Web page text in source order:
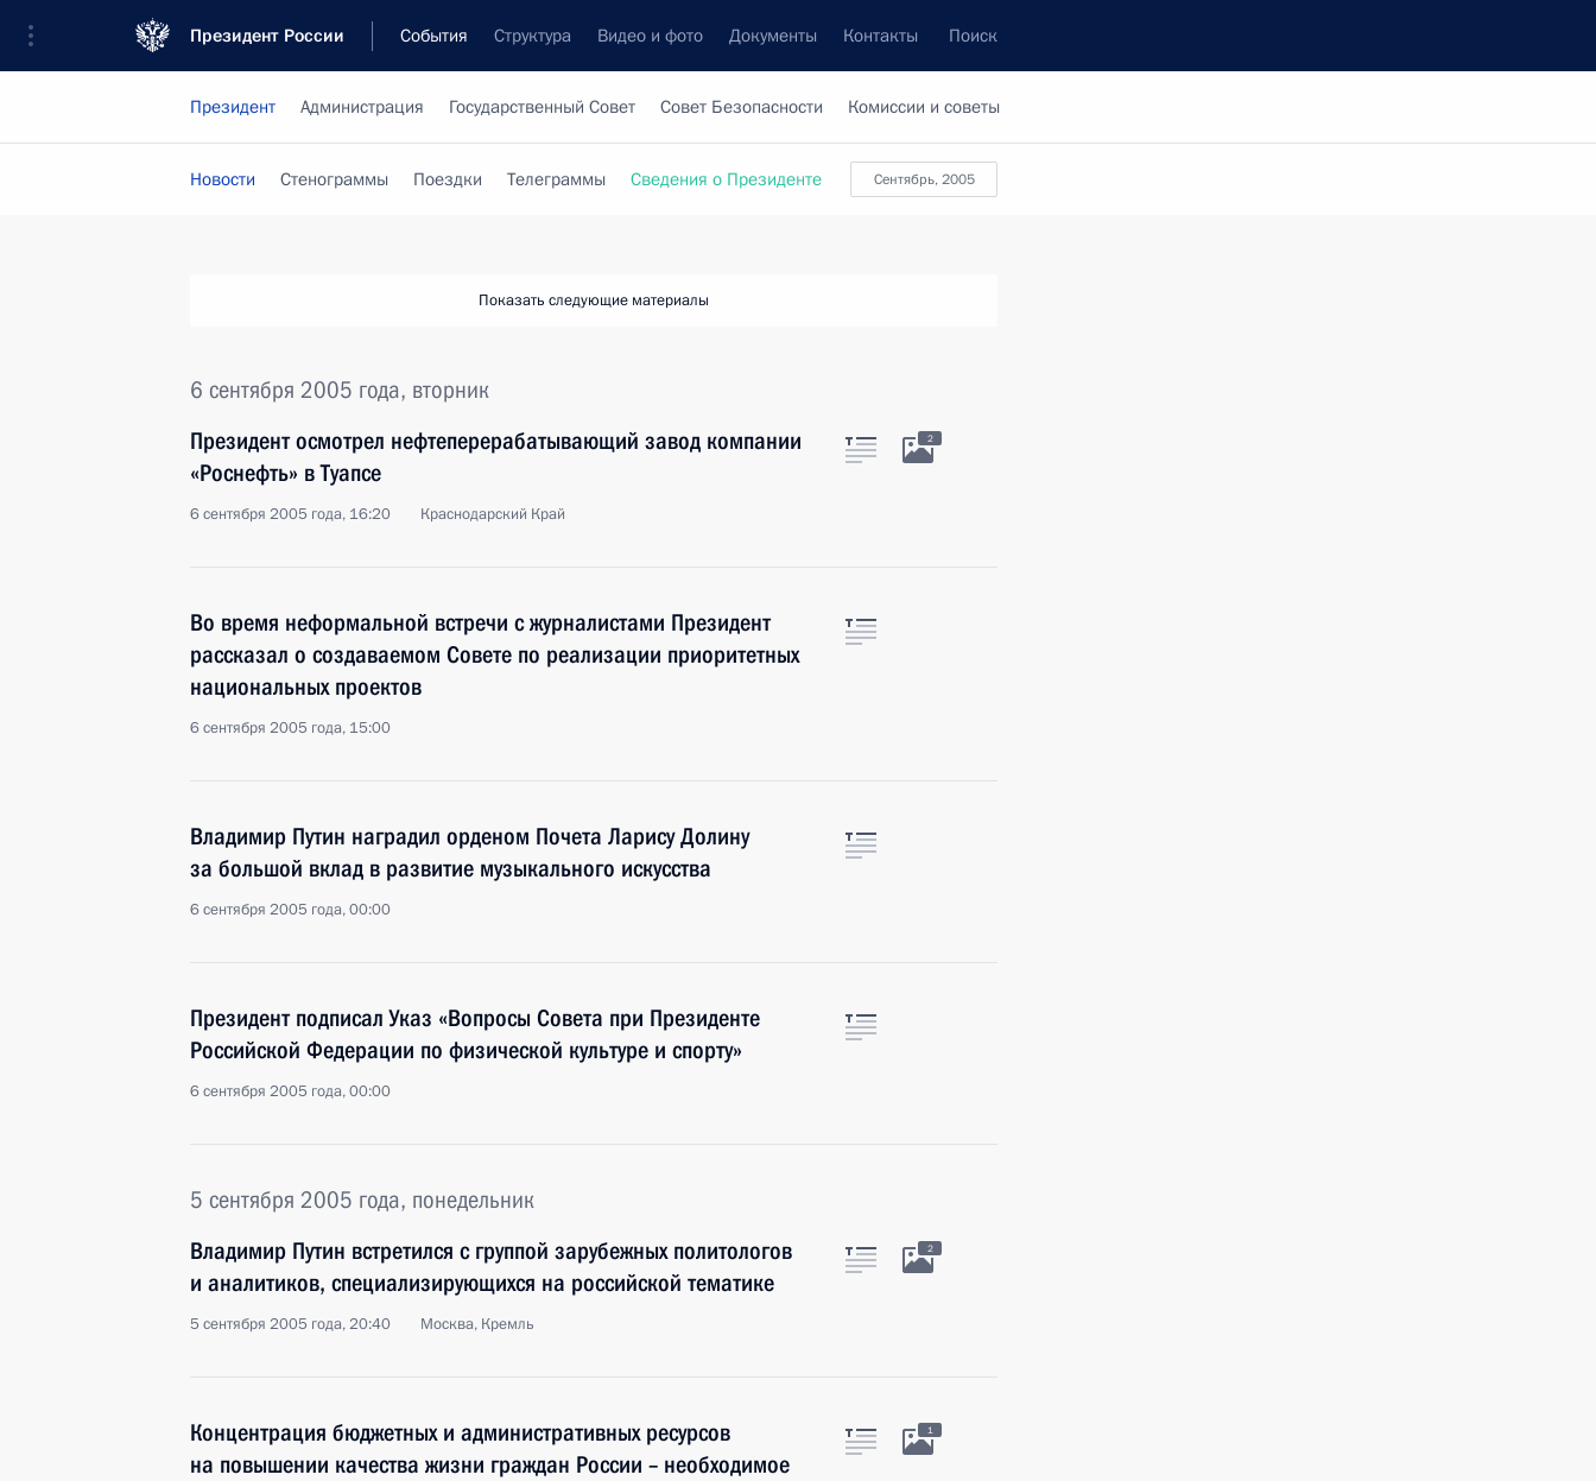
Президент России События Структура Видео и фото Документы Контакты Поиск
Президент Администрация Государственный Совет Совет Безопасности Комиссии и советы
сентябрь, 2005
Новости Стенограммы Поездки Телеграммы Сведения о Президенте
Показать следующие материалы
6 сентября 2005 года, вторник
Президент осмотрел нефтеперерабатывающий завод компании
«Роснефть» в Туапсе
6 сентября 2005 года, 16:20 Краснодарский Край
2
Во время неформальной встречи с журналистами Президент
рассказал о создаваемом Совете по реализации приоритетных
национальных проектов
6 сентября 2005 года, 15:00
Владимир Путин наградил орденом Почета Ларису Долину
за большой вклад в развитие музыкального искусства
6 сентября 2005 года, 00:00
Президент подписал Указ «Вопросы Совета при Президенте
Российской Федерации по физической культуре и спорту»
6 сентября 2005 года, 00:00
5 сентября 2005 года, понедельник
Владимир Путин встретился с группой зарубежных политологов
и аналитиков, специализирующихся на российской тематике
5 сентября 2005 года, 20:40 Москва, Кремль
2
Концентрация бюджетных и административных ресурсов
на повышении качества жизни граждан России – необходимое
1